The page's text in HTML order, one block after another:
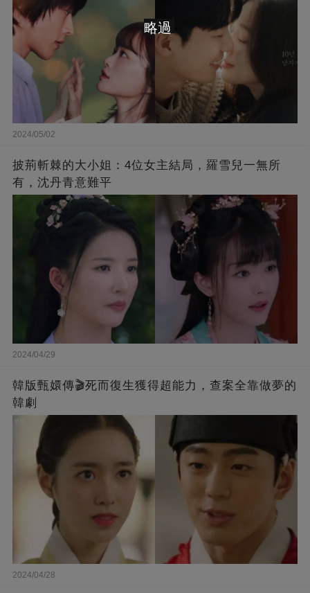
2024/05/02
披荊斬棘的大小姐：4位女主結局，羅雪兒一無所
有，沈丹青意難平
2024/04/29
韓版甄嬛傳🎬死而復生獲得超能力，查案全靠做夢的
韓劇
2024/04/28
略過